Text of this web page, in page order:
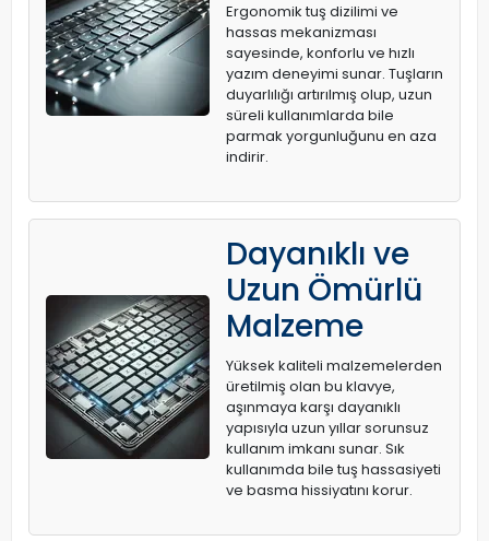
Ergonomik tuş dizilimi ve
hassas mekanizması
sayesinde, konforlu ve hızlı
yazım deneyimi sunar. Tuşların
duyarlılığı artırılmış olup, uzun
süreli kullanımlarda bile
parmak yorgunluğunu en aza
indirir.
Dayanıklı ve
Uzun Ömürlü
Malzeme
Yüksek kaliteli malzemelerden
üretilmiş olan bu klavye,
aşınmaya karşı dayanıklı
yapısıyla uzun yıllar sorunsuz
kullanım imkanı sunar. Sık
kullanımda bile tuş hassasiyeti
ve basma hissiyatını korur.